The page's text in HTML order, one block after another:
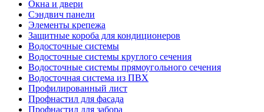
Окна и двери
Сэндвич панели
Элементы крепежа
Защитные короба для кондиционеров
Водосточные системы
Водосточные системы круглого сечения
Водосточные системы прямоугольного сечения
Водосточная система из ПВХ
Профилированный лист
Профнастил для фасада
Профнастил для забора